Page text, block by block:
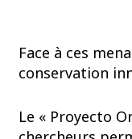
Face à ces
conservation
Le « Proyecto